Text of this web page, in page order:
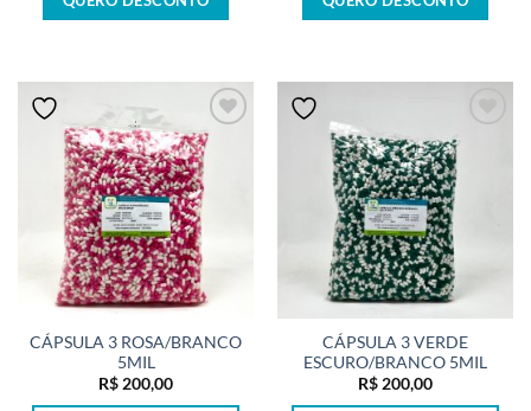
CÁPSULA 3 ROSA/BRANCO
5MIL
R$200,00
CÁPSULA 3 VERDE
ESCURO/BRANCO 5MIL
R$200,00